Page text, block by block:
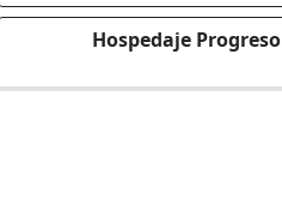
Hospedaje Progreso